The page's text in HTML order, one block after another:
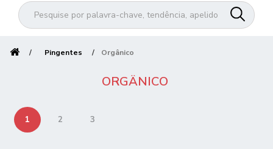
Pingentes Orgânico
ORGÂNICO
1 2 3